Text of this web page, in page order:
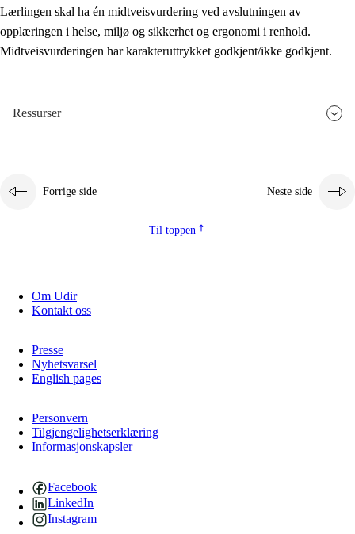
Lærlingen skal ha én midtveisvurdering ved avslutningen av
opplæringen i helse, miljø og sikkerhet og ergonomi i renhold.
Midtveisvurderingen har karakteruttrykket godkjent/ikke godkjent.
Ressurser
Forrige side Neste side
Til toppen
Om Udir
Kontakt oss
Presse
Nyhetsvarsel
English pages
Personvern
Tilgjengelighetserklæring
Informasjonskapsler
Facebook
LinkedIn
Instagram